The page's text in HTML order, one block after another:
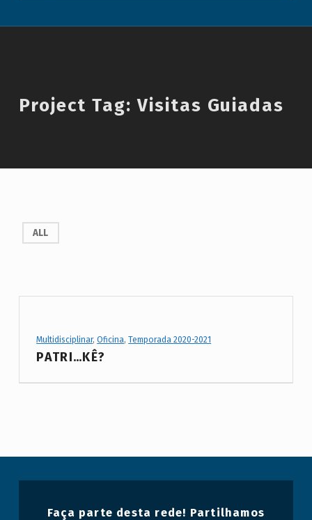
Introduction
Project Tag:Visitas Guiadas
P
j
T
V
i
ALL
Project Category:
Multidisciplinar,Oficina,Temporada 2020-2021
PATRI…KÊ?
Faça parte desta rede! Partilhamos